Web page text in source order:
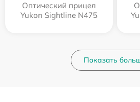
Оптический прицел
Yukon Sightline N475
Показать